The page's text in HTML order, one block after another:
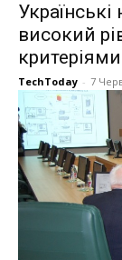
високий
TechToday - 7